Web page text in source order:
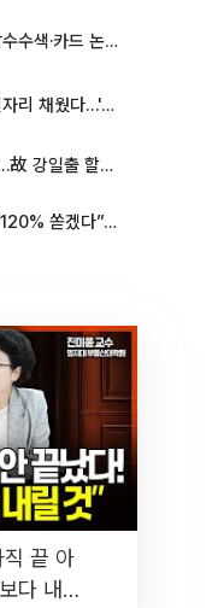
축구협회, 대국민 사과…"압수수색·카드 논란 사죄, 강도 높은 쇄신"
'불명' 문세윤, 故 터틀맨 빈자리 채웠다…'거북이' 눈물의 최종 우승
추미애 "우리 목표는 연대"…故 강일출 할머니 흉상 제막
AT마드리드 ‘7번’ 이강인 “120% 쏟겠다”⋯시메오네 감독 “필요한 선수”
끝 아
다 내릴